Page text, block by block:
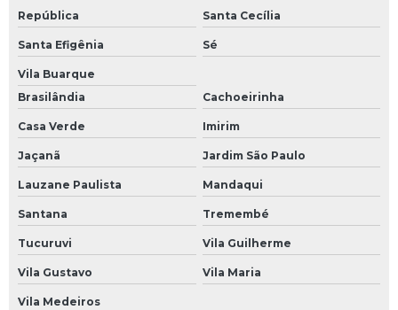
República Santa Cecília
Santa Efigênia Sé
Vila Buarque
Brasilândia
Cachoeirinha
Casa Verde Imirim
Jaçanã Jardim São Paulo
Lauzane Paulista Mandaqui
Santana Tremembé
Tucuruvi Vila Guilherme
Vila Gustavo Vila Maria
Vila Medeiros